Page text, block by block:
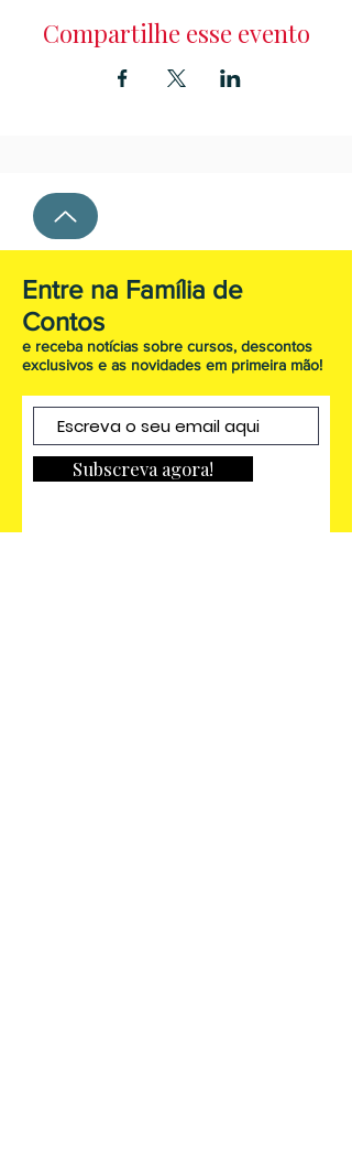
Compartilhe esse evento
Entre na Família de
Contos
e receba notícias sobre cursos, descontos
exclusivos e as novidades em primeira mão!
Subscreva agora!